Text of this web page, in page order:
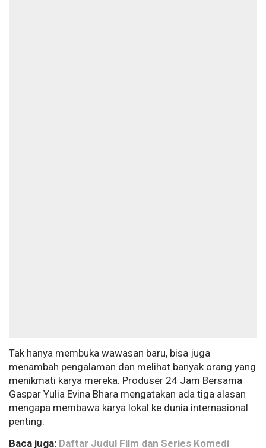
Tak hanya membuka wawasan baru, bisa juga
menambah pengalaman dan melihat banyak orang yang
menikmati karya mereka. Produser 24 Jam Bersama
Gaspar Yulia Evina Bhara mengatakan ada tiga alasan
mengapa membawa karya lokal ke dunia internasional
penting.
Baca juga: Daftar Judul Film dan Series Komedi